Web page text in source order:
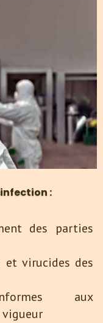
:
des parties
virucides des
aux